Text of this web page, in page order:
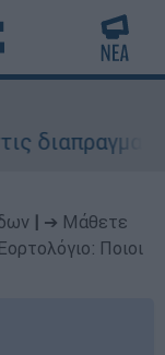
- Οι
➔ Μάθετε
Ποιοι